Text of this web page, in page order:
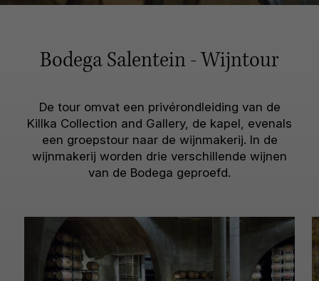
Bodega Salentein - Wijntour
De tour omvat een privérondleiding van de
Killka Collection and Gallery, de kapel, evenals
een groepstour naar de wijnmakerij. In de
wijnmakerij worden drie verschillende wijnen
van de Bodega geproefd.